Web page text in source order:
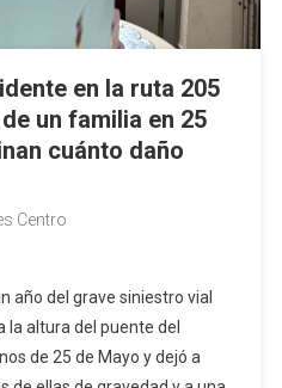
en la ruta 205
un familia en 25
cuánto daño
Centro
año del grave siniestro vial
la altura del puente del
de 25 de Mayo y dejó a